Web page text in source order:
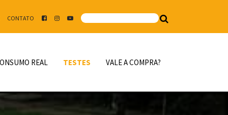
CONTATO
REAL TESTES VALE A COMPRA?